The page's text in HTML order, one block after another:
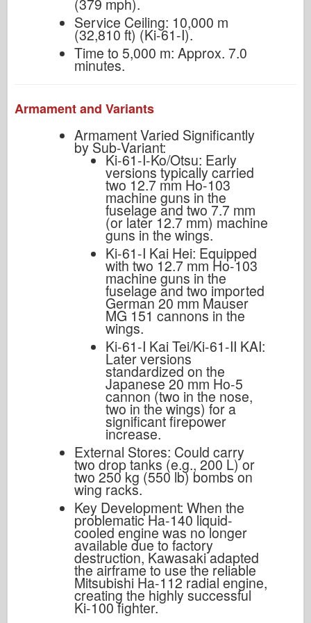
(379 mph).
Service Ceiling: 10,000 m
(32,810 ft) (Ki-61-I).
Time to 5,000 m: Approx. 7.0
minutes.
Armament and Variants
Armament Varied Significantly
by Sub-Variant:
Ki-61-I-Ko/Otsu: Early
versions typically carried
two 12.7 mm Ho-103
machine guns in the
fuselage and two 7.7 mm
(or later 12.7 mm) machine
guns in the wings.
Ki-61-I Kai Hei: Equipped
with two 12.7 mm Ho-103
machine guns in the
fuselage and two imported
German 20 mm Mauser
MG 151 cannons in the
wings.
Ki-61-I Kai Tei/Ki-61-II KAI:
Later versions
standardized on the
Japanese 20 mm Ho-5
cannon (two in the nose,
two in the wings) for a
significant firepower
increase.
External Stores: Could carry
two drop tanks (e.g., 200 L) or
two 250 kg (550 lb) bombs on
wing racks.
Key Development: When the
problematic Ha-140 liquid-
cooled engine was no longer
available due to factory
destruction, Kawasaki adapted
the airframe to use the reliable
Mitsubishi Ha-112 radial engine,
creating the highly successful
Ki-100 fighter.